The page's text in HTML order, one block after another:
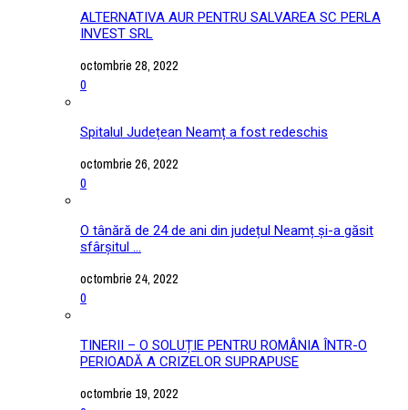
ALTERNATIVA AUR PENTRU SALVAREA SC PERLA
INVEST SRL
octombrie 28, 2022
0
Spitalul Județean Neamț a fost redeschis
octombrie 26, 2022
0
O tânără de 24 de ani din județul Neamț și-a găsit
sfârșitul ...
octombrie 24, 2022
0
TINERII – O SOLUȚIE PENTRU ROMÂNIA ÎNTR-O
PERIOADĂ A CRIZELOR SUPRAPUSE
octombrie 19, 2022